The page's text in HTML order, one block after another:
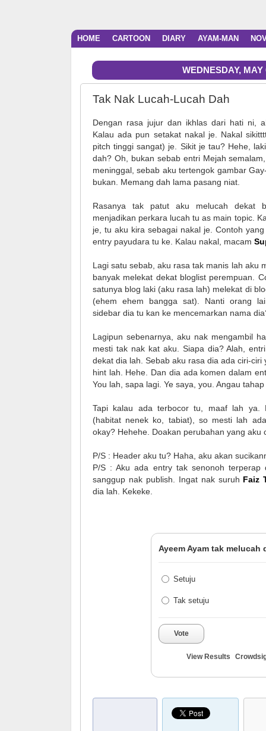
HOME CARTOON DIARY AYAM-MAN
WEDNESDAY, MAY
Tak Nak Lucah-Lucah Dah
Dengan rasa jujur dan ikhlas dari hati ni,
Kalau ada pun setakat nakal je. Nakal
pitch tinggi sangat) je. Sikit je tau? Hehe,
dah? Oh, bukan sebab entri Mejah
meninggal, sebab aku tertengok gambar
bukan. Memang dah lama pasang niat.
Rasanya tak patut aku melucah dekat
menjadikan perkara lucah tu as main topic.
je, tu aku kira sebagai nakal je. Contoh
entry payudara tu ke. Kalau nakal, macam
Lagi satu sebab, aku rasa tak manis lah aku
banyak melekat dekat bloglist perempuan.
satunya blog laki (aku rasa lah) melekat di
(ehem ehem bangga sat). Nanti orang
sidebar dia tu kan ke mencemarkan nama
Lagipun sebenarnya, aku nak mengambil
mesti tak nak kat aku. Siapa dia? Alah,
dekat dia lah. Sebab aku rasa dia ada ciri-
hint lah. Hehe. Dan dia ada komen dalam
You lah, sapa lagi. Ye saya, you. Angau
Tapi kalau ada terbocor tu, maaf lah ya.
(habitat nenek ko, tabiat), so mesti lah
okay? Hehehe. Doakan perubahan yang aku
P/S : Header aku tu? Haha, aku akan
P/S : Aku ada entry tak senonoh terperap
sanggup nak publish. Ingat nak suruh Faiz
dia lah. Kekeke.
Ayeem Ayam tak melucah
Setuju
Tak setuju
Vote
View Results